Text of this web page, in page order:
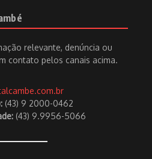
relevante, denúncia ou
contato pelos canais acima.
(43) 9 2000-0462
(43) 9.9956-5066